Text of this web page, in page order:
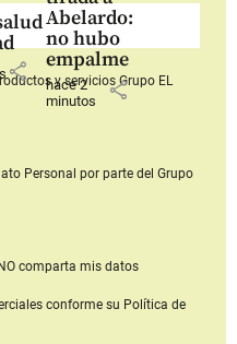
share
Abelardo:
no hubo
empalme
hace 2
minutos
share
y serviciosGrupo EL
Personal por parte del Grupo
comparta mis datos
conforme su Política de